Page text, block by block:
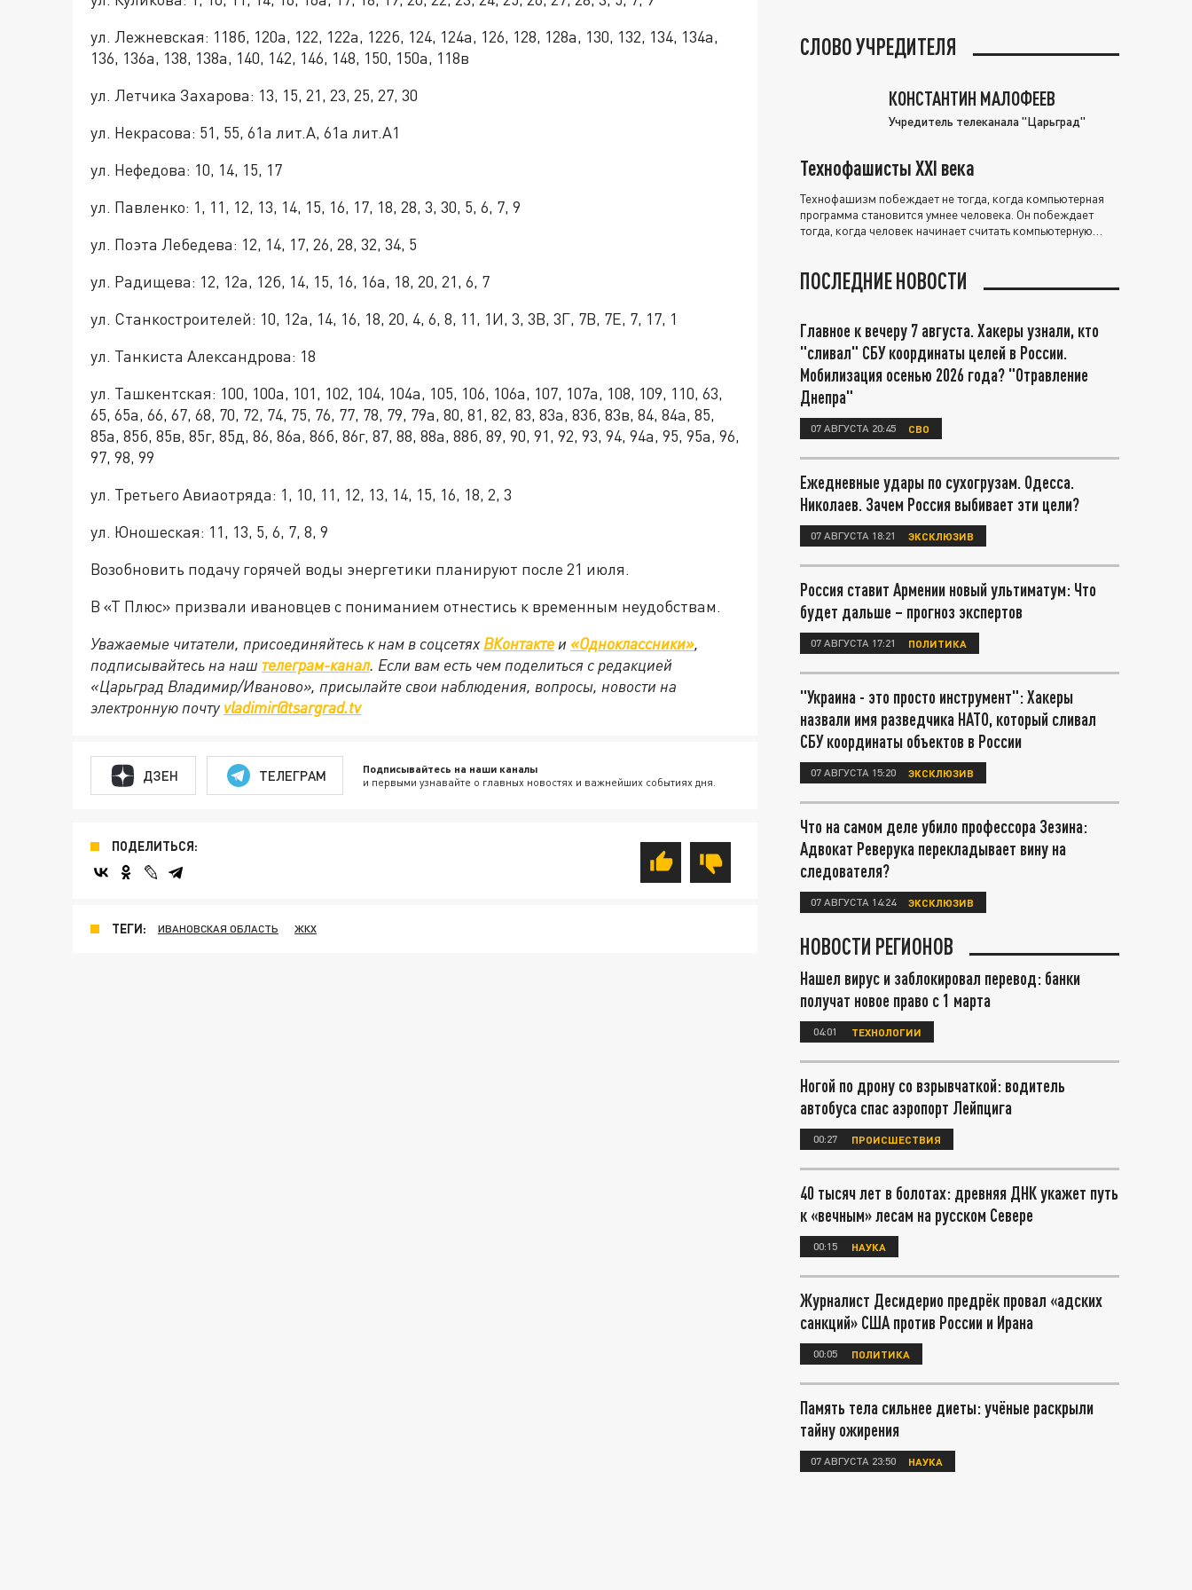
ул. Лежневская: 118б, 120а, 122, 122а, 122б, 124, 124а, 126, 128, 128а, 130, 132, 134, 134a,
136, 136а, 138, 138а, 140, 142, 146, 148, 150, 150а, 118в
ул. Летчика Захарова: 13, 15, 21, 23, 25, 27, 30
ул. Некрасова: 51, 55, 61а лит.А, 61а лит.А1
ул. Нефедова: 10, 14, 15, 17
ул. Павленко: 1, 11, 12, 13, 14, 15, 16, 17, 18, 28, 3, 30, 5, 6, 7, 9
ул. Поэта Лебедева: 12, 14, 17, 26, 28, 32, 34, 5
ул. Радищева: 12, 12а, 12б, 14, 15, 16, 16а, 18, 20, 21, 6, 7
ул. Станкостроителей: 10, 12а, 14, 16, 18, 20, 4, 6, 8, 11, 1И, 3, 3В, 3Г, 7В, 7Е, 7, 17, 1
ул. Танкиста Александрова: 18
ул. Ташкентская: 100, 100а, 101, 102, 104, 104а, 105, 106, 106а, 107, 107а, 108, 109, 110, 63,
65, 65а, 66, 67, 68, 70, 72, 74, 75, 76, 77, 78, 79, 79а, 80, 81, 82, 83, 83а, 83б, 83в, 84, 84а, 85,
85а, 85б, 85в, 85г, 85д, 86, 86а, 86б, 86г, 87, 88, 88а, 88б, 89, 90, 91, 92, 93, 94, 94а, 95, 95а, 96,
97, 98, 99
ул. Третьего Авиаотряда: 1, 10, 11, 12, 13, 14, 15, 16, 18, 2, 3
ул. Юношеская: 11, 13, 5, 6, 7, 8, 9
Возобновить подачу горячей воды энергетики планируют после 21 июля.
В «Т Плюс» призвали ивановцев с пониманием отнестись к временным неудобствам.
Уважаемые читатели, присоединяйтесь к нам в соцсетях ВКонтакте и «Одноклассники»,
подписывайтесь на наш телеграм-канал. Если вам есть чем поделиться с редакцией
«Царьград Владимир/Иваново», присылайте свои наблюдения, вопросы, новости на
электронную почту vladimir@tsargrad.tv
ДЗЕН ТЕЛЕГРАМ Подписывайтесь на наши каналы
и первыми узнавайте о главных новостях и важнейших событиях дня.
ПОДЕЛИТЬСЯ:
ТЕГИ: ИВАНОВСКАЯ ОБЛАСТЬ ЖКХ
СЛОВО УЧРЕДИТЕЛЯ
КОНСТАНТИН МАЛОФЕЕВ
Учредитель телеканала "Царьград"
Технофашисты XXI века
Технофашизм побеждает не тогда, когда компьютерная
программа становится умнее человека. Он побеждает
тогда, когда человек начинает считать компьютерную
ПОСЛЕДНИЕ НОВОСТИ
Главное к вечеру 7 августа. Хакеры узнали, кто
"сливал" СБУ координаты целей в России.
Мобилизация осенью 2026 года? "Отравление
Днепра"
07 АВГУСТА 20:45 СВО
Ежедневные удары по сухогрузам. Одесса.
Николаев. Зачем Россия выбивает эти цели?
07 АВГУСТА 18:21 ЭКСКЛЮЗИВ
Россия ставит Армении новый ультиматум: Что
будет дальше – прогноз экспертов
07 АВГУСТА 17:21 ПОЛИТИКА
"Украина - это просто инструмент": Хакеры
назвали имя разведчика НАТО, который сливал
СБУ координаты объектов в России
07 АВГУСТА 15:20 ЭКСКЛЮЗИВ
Что на самом деле убило профессора Зезина:
Адвокат Реверука перекладывает вину на
следователя?
07 АВГУСТА 14:24 ЭКСКЛЮЗИВ
НОВОСТИ РЕГИОНОВ
Нашел вирус и заблокировал перевод: банки
получат новое право с 1 марта
04:01 ТЕХНОЛОГИИ
Ногой по дрону со взрывчаткой: водитель
автобуса спас аэропорт Лейпцига
00:27 ПРОИСШЕСТВИЯ
40 тысяч лет в болотах: древняя ДНК укажет путь
к «вечным» лесам на русском Севере
00:15 НАУКА
Журналист Десидерио предрёк провал «адских
санкций» США против России и Ирана
00:05 ПОЛИТИКА
Память тела сильнее диеты: учёные раскрыли
тайну ожирения
07 АВГУСТА 23:50 НАУКА